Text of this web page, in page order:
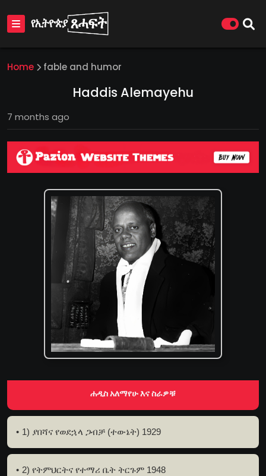
Home fable and humor
Haddis Alemayehu
7 months ago
ሐዲስ አለማየሁ እና ስራዎቹ
1) ያበሻና የወደኋላ ጋብቻ (ተውኔት) 1929
2) የትምህርትና የተማሪ ቤት ትርጉም 1948